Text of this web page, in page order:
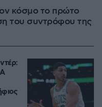
κόσμο το πρώτο
του συντρόφου της